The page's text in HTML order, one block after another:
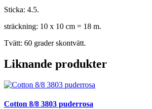
Sticka: 4.5.
sträckning: 10 x 10 cm = 18 m.
Tvätt: 60 grader skontvätt.
Liknande produkter
Cotton 8/8 3803 puderrosa